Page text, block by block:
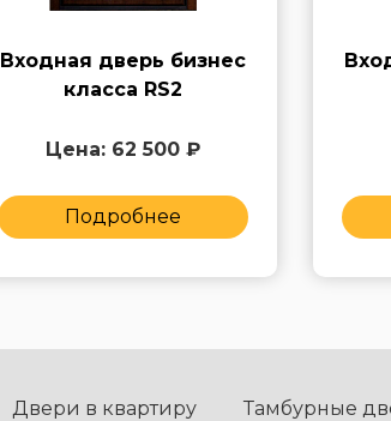
Входная дверь бизнес
класса RS2
Цена: 62 500 ₽
Подробнее
Двери в квартиру
Тамбурные